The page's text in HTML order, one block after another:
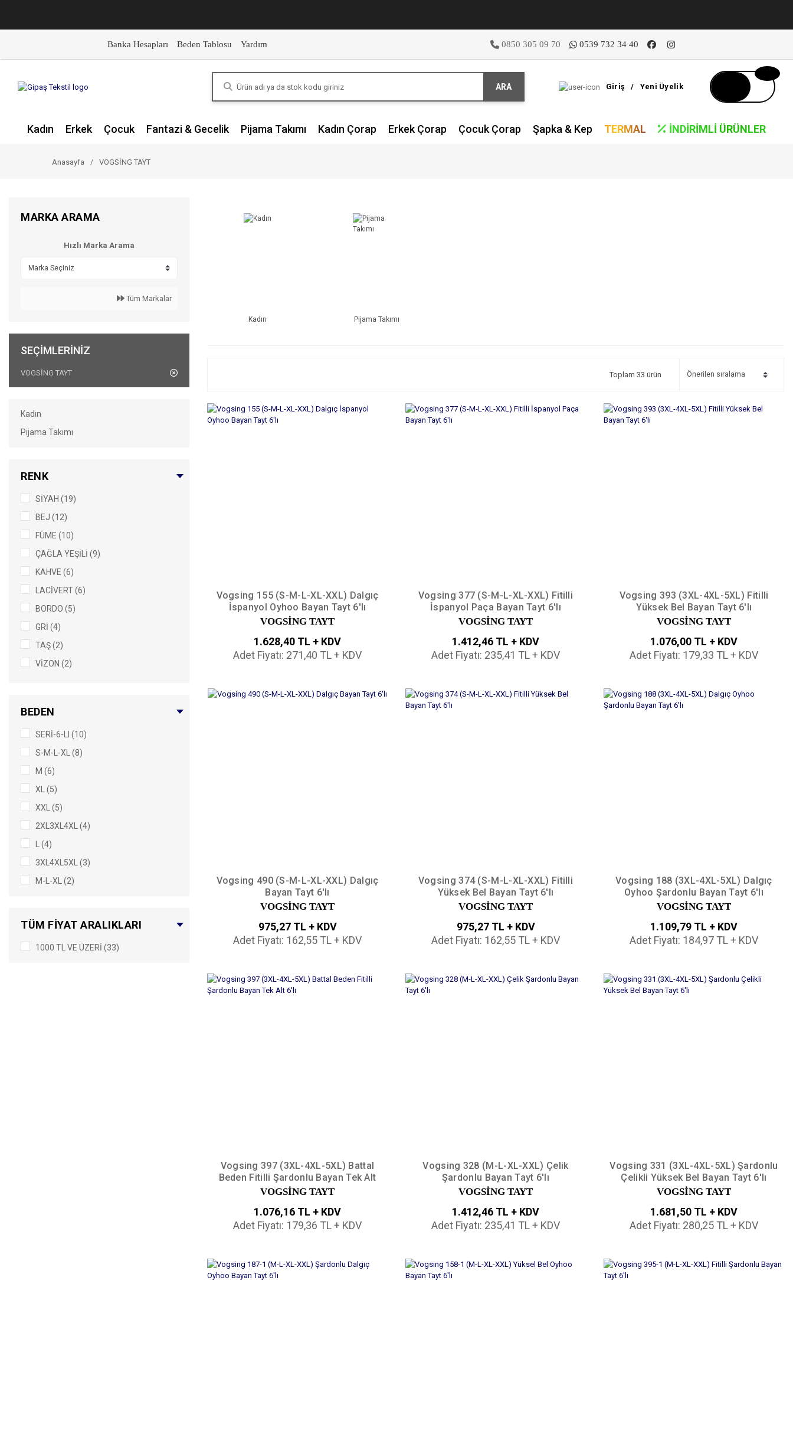
Banka Hesapları Beden Tablosu Yardım 0850 305 09 70 0539 732 34 40
ARA Giriş / Yeni Üyelik
Kadın Erkek Çocuk Fantazi & Gecelik Pijama Takımı Kadın Çorap Erkek Çorap Çocuk Çorap Şapka & Kep TERMAL İNDIRIMLI ÜRÜNLER
Anasayfa VOGSİNG TAYT
MARKA ARAMA
Hızlı Marka Arama
Tüm Markalar
SEÇIMLERINIZ
VOGSİNG TAYT
Kadın
Pijama Takımı
RENK
SİYAH (19)
BEJ (12)
FÜME (10)
ÇAĞLA YEŞİLİ (9)
KAHVE (6)
LACİVERT (6)
BORDO (5)
GRİ (4)
TAŞ (2)
VİZON (2)
GÜL KURUSU (1)
PETROL (1)
BEDEN
SERİ-6-LI (10)
S-M-L-XL (8)
M (6)
XL (5)
XXL (5)
2XL3XL4XL (4)
L (4)
3XL4XL5XL (3)
M-L-XL (2)
TÜM FIYAT ARALIKLARI
1000 TL VE ÜZERI (33)
Kadın Pijama Takımı
Toplam 33 ürün
Vogsing 155 (S-M-L-XL-XXL) Dalgıç
İspanyol Oyhoo Bayan Tayt 6'lı
VOGSİNG TAYT
1.628,40 TL + KDV
Adet Fiyatı: 271,40 TL + KDV
Vogsing 377 (S-M-L-XL-XXL) Fitilli
İspanyol Paça Bayan Tayt 6'lı
VOGSİNG TAYT
1.412,46 TL + KDV
Adet Fiyatı: 235,41 TL + KDV
Vogsing 393 (3XL-4XL-5XL) Fitilli
Yüksek Bel Bayan Tayt 6'lı
VOGSİNG TAYT
1.076,00 TL + KDV
Adet Fiyatı: 179,33 TL + KDV
Vogsing 490 (S-M-L-XL-XXL) Dalgıç
Bayan Tayt 6'lı
VOGSİNG TAYT
975,27 TL + KDV
Adet Fiyatı: 162,55 TL + KDV
Vogsing 374 (S-M-L-XL-XXL) Fitilli
Yüksek Bel Bayan Tayt 6'lı
VOGSİNG TAYT
975,27 TL + KDV
Adet Fiyatı: 162,55 TL + KDV
Vogsing 188 (3XL-4XL-5XL) Dalgıç
Oyhoo Şardonlu Bayan Tayt 6'lı
VOGSİNG TAYT
1.109,79 TL + KDV
Adet Fiyatı: 184,97 TL + KDV
Vogsing 397 (3XL-4XL-5XL) Battal
Beden Fitilli Şardonlu Bayan Tek Alt
6'lı
VOGSİNG TAYT
1.076,16 TL + KDV
Adet Fiyatı: 179,36 TL + KDV
Vogsing 328 (M-L-XL-XXL) Çelik
Şardonlu Bayan Tayt 6'lı
VOGSİNG TAYT
1.412,46 TL + KDV
Adet Fiyatı: 235,41 TL + KDV
Vogsing 331 (3XL-4XL-5XL) Şardonlu
Çelikli Yüksek Bel Bayan Tayt 6'lı
VOGSİNG TAYT
1.681,50 TL + KDV
Adet Fiyatı: 280,25 TL + KDV